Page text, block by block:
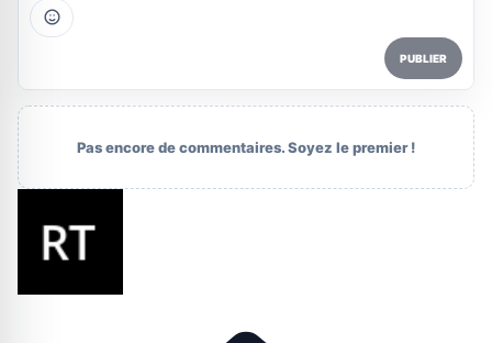
PUBLIER
Pas encore de commentaires. Soyez le premier !